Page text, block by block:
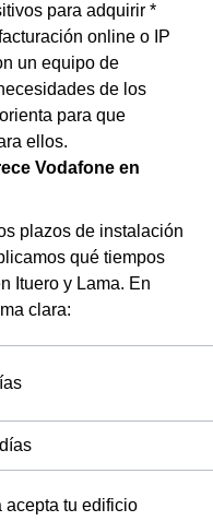
para adquirir *
online o IP
un equipo de
de los
para que
ellos.
Vodafone en
plazos de instalación
qué tiempos
Ituero y Lama. En
clara:
acepta tu edificio